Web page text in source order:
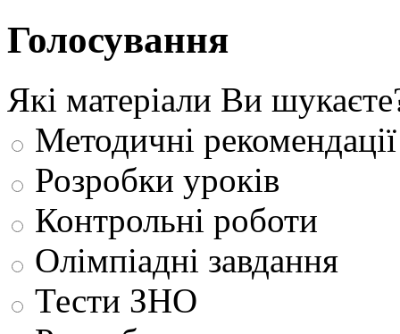
Голосування
Які матеріали Ви
Методичні рекомендації
Розробки уроків
Контрольні роботи
Олімпіадні завдання
Тести ЗНО